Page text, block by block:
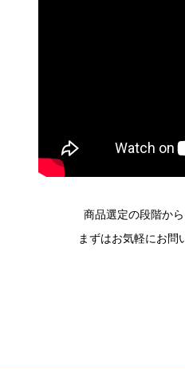
商品選定の段階から
まずはお気軽にお問